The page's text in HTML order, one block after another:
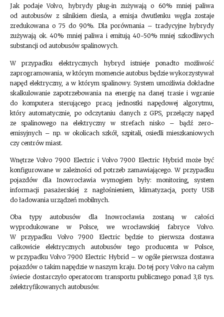
Jak podaje Volvo, hybrydy plug-in zużywają o 60% mniej paliwa
od autobusów z silnikiem diesla, a emisja dwutlenku węgla zostaje
zredukowana o 75 do 90%. Dla porównania – tradycyjne hybrydy
zużywają ok. 40% mniej paliwa i emitują 40-50% mniej szkodliwych
substancji od autobusów spalinowych.
W przypadku elektrycznych hybryd istnieje ponadto możliwość
zaprogramowania, w którym momencie autobus będzie wykorzystywał
napęd elektryczny, a w którym spalinowy. System umożliwia dokładne
skalkulowanie zapotrzebowania na energię na danej trasie i wgranie
do komputera sterującego pracą jednostki napędowej algorytmu,
który automatycznie, po odczytaniu danych z GPS, przełączy napęd
ze spalinowego na elektryczny w strefach nisko – bądź zero-
emisyjnych – np. w okolicach szkół, szpitali, osiedli mieszkaniowych
czy centrów miast.
Wnętrze Volvo 7900 Electric i Volvo 7900 Electric Hybrid może być
konfigurowane w zależności od potrzeb zamawiającego. W przypadku
pojazdów dla Inowrocławia wymogiem były: monitoring, system
informacji pasażerskiej z nagłośnieniem, klimatyzacja, porty USB
do ładowania urządzeń mobilnych.
Oba typy autobusów dla Inowrocławia zostaną w całości
wyprodukowane w Polsce, we wrocławskiej fabryce Volvo.
W przypadku Volvo 7900 Electric będzie to pierwsza dostawa
całkowicie elektrycznych autobusów tego producenta w Polsce,
w przypadku Volvo 7900 Electric Hybrid – w ogóle pierwsza dostawa
pojazdów o takim napędzie w naszym kraju. Do tej pory Volvo na całym
świecie dostarczyło operatorom transportu publicznego ponad 3,8 tys.
zelektryfikowanych autobusów.